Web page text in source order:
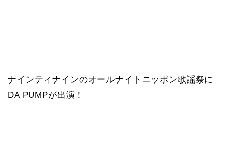
ナインティナインのオールナイトニッポン歌謡祭に
DA PUMPが出演！